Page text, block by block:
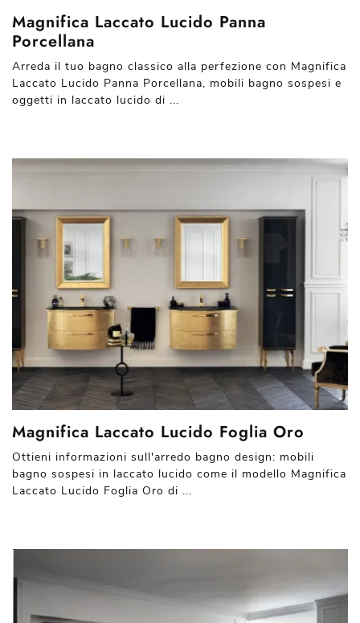
Magnifica Laccato Lucido Panna
Porcellana
Arreda il tuo bagno classico alla perfezione con Magnifica
Laccato Lucido Panna Porcellana, mobili bagno sospesi e
oggetti in laccato lucido di ...
Magnifica Laccato Lucido Foglia Oro
Ottieni informazioni sull'arredo bagno design: mobili
bagno sospesi in laccato lucido come il modello Magnifica
Laccato Lucido Foglia Oro di ...